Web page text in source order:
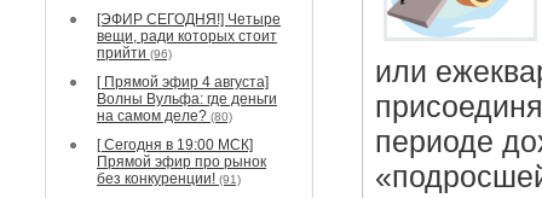
[ЭФИР СЕГОДНЯ!] Четыре
вещи, ради которых стоит
прийти (96)
[ Прямой эфир 4 августа]
Волны Вульфа: где деньги
на самом деле? (80)
[ Сегодня в 19:00 МСК]
Прямой эфир про рынок
без конкуренции! (91)
или
периоде